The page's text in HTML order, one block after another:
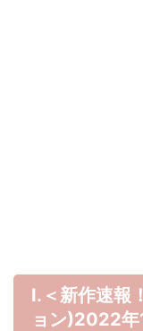
Ⅰ.＜新作速報
ョン)2022